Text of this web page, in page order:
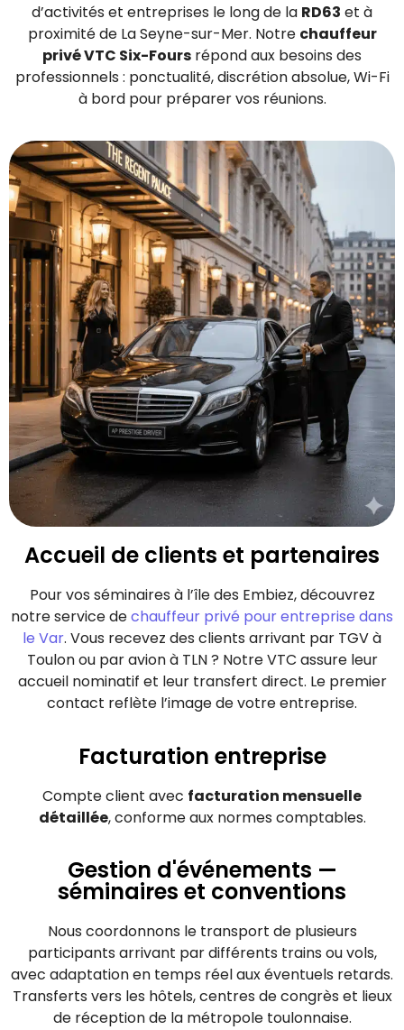
d’activités et entreprises le long de la RD63 et à
proximité de La Seyne-sur-Mer. Notre chauffeur
privé VTC Six-Fours répond aux besoins des
professionnels : ponctualité, discrétion absolue, Wi-Fi
à bord pour préparer vos réunions.
Accueil de clients et partenaires
Pour vos séminaires à l’île des Embiez, découvrez
notre service dechauffeur privé pour entreprise dans
le Var. Vous recevez des clients arrivant par TGV à
Toulon ou par avion à TLN ? Notre VTC assure leur
accueil nominatif et leur transfert direct. Le premier
contact reflète l’image de votre entreprise.
Facturation entreprise
Compte client avec facturation mensuelle
détaillée, conforme aux normes comptables.
Gestion d'événements —
séminaires et conventions
Nous coordonnons le transport de plusieurs
participants arrivant par différents trains ou vols,
avec adaptation en temps réel aux éventuels retards.
Transferts vers les hôtels, centres de congrès et lieux
de réception de la métropole toulonnaise.